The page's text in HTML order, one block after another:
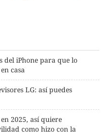
del iPhone para que lo
casa
LG: así puedes
2025, así quiere
como hizo con la